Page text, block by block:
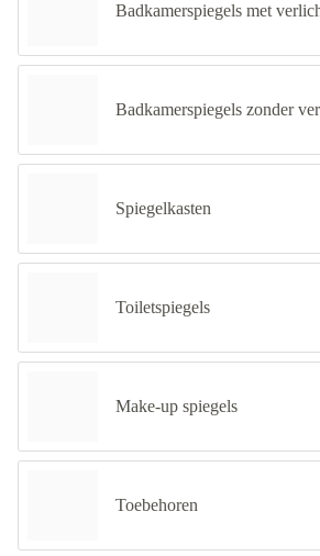
Badkamerspiegels met
Badkamerspiegels zonder
Spiegelkasten
Toiletspiegels
Make-up spiegels
Toebehoren